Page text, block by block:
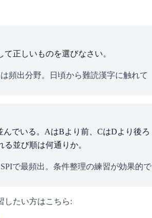
て正しいものを選びなさい。
頻出分野。日頃から難読漢字に触れて
んでいる。AはBより前、CはDより後ろ
並び順は何通りか。
で最頻出。条件整理の練習が効果的で
したい方はこちら: